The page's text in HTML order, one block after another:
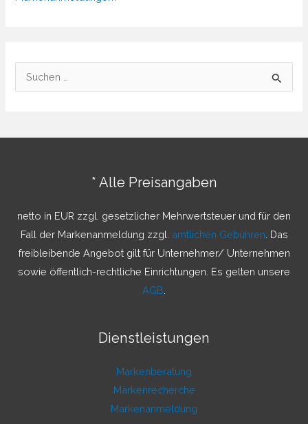
u
h
* Alle Preisangaben
netto in EUR zzgl. gesetzlicher Mehrwertsteuer und für den
Fall der Markenanmeldung zzgl. amtlichen Gebühren . Das
freibleibende Angebot gilt für Unternehmer/ Unternehmen
sowie öffentlich-rechtliche Einrichtungen. Es gelten unsere
AGB
Dienstleistungen
Markenberatung
Markenrecherche
Markenanmeldung